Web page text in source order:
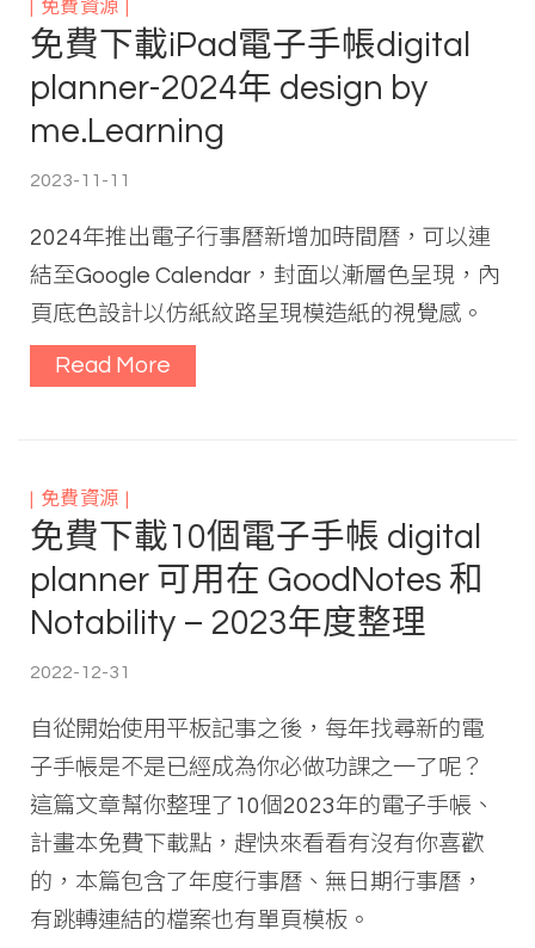
免費資源
免費下載iPad電子手帳digital
planner-2024年 design by
me.Learning
2023-11-11
2024年推出電子行事曆新增加時間曆，可以連
結至Google Calendar，封面以漸層色呈現，內
頁底色設計以仿紙紋路呈現模造紙的視覺感。
Read More
免費資源
免費下載10個電子手帳 digital
planner 可用在 GoodNotes 和
Notability – 2023年度整理
2022-12-31
自從開始使用平板記事之後，每年找尋新的電
子手帳是不是已經成為你必做功課之一了呢？
這篇文章幫你整理了10個2023年的電子手帳、
計畫本免費下載點，趕快來看看有沒有你喜歡
的，本篇包含了年度行事曆、無日期行事曆，
有跳轉連結的檔案也有單頁模板。